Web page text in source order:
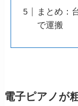
まとめ：
で運搬
電子ピアノが